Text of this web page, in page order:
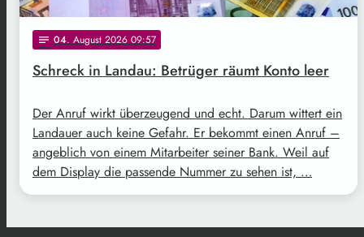
notes 04. August 2026 09:57
Schreck in Landau: Betrüger räumt Konto leer
Der Anruf wirkt überzeugend und echt. Darum wittert ein
Landauer auch keine Gefahr. Er bekommt einen Anruf –
angeblich von einem Mitarbeiter seiner Bank. Weil auf
dem Display die passende Nummer zu sehen ist, …